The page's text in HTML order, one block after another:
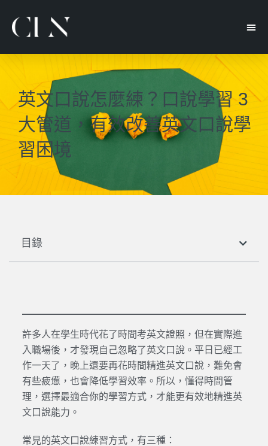
英文口說怎麼練？口說學習 3
大管道，有效改善英文口說學
習困境
目錄
許多人在學生時代花了時間考英文證照，但在實際進
入職場後，才發現自己忽略了英文口說。平日已經工
作一天了，晚上還要再花時間精進英文口說，難免會
有些疲憊，也會降低學習效率。所以，懂得時間管
理，選擇最適合你的學習方式，才能更有效地精進英
文口說能力。
常見的英文口說練習方式，有三種：